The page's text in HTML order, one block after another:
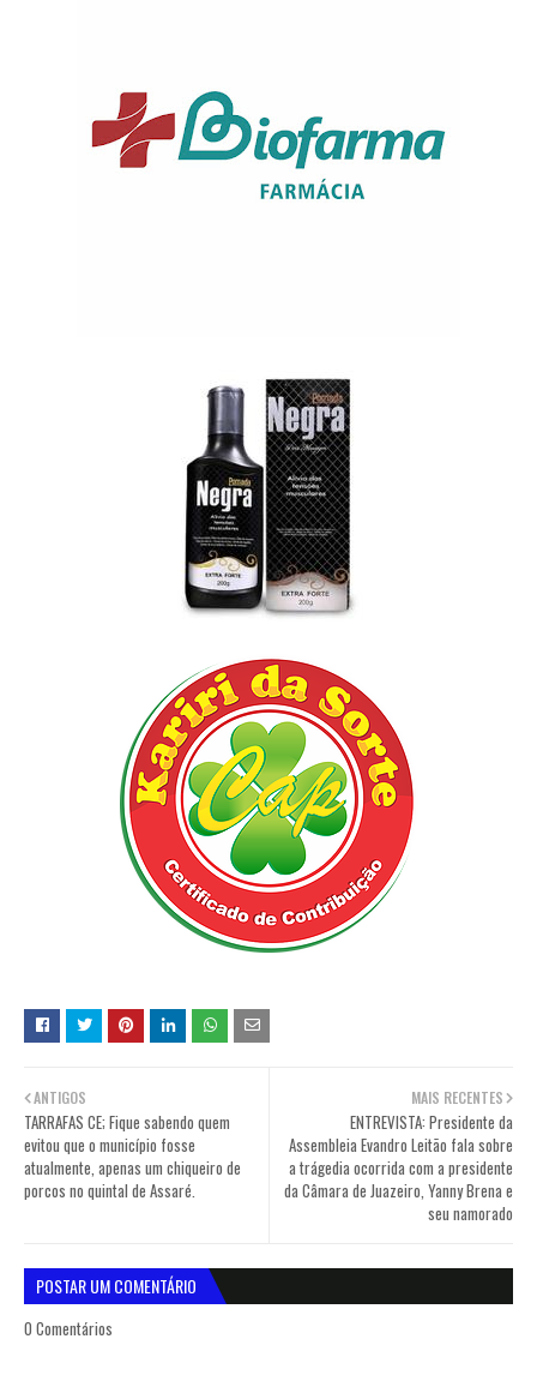
MAIS RECENTES
ENTREVISTA: Presidente da
Assembleia Evandro Leitão fala sobre
a trágedia ocorrida com a presidente
da Câmara de Juazeiro, Yanny Brena e
seu namorado
ANTIGOS
TARRAFAS CE; Fique sabendo quem
evitou que o município fosse
atualmente, apenas um chiqueiro de
porcos no quintal de Assaré.
POSTAR UM COMENTÁRIO
0 Comentários